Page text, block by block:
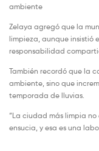
ambiente
Zelaya agregó que la
limpieza, aunque insistió
responsabilidad
También recordó que la
ambiente, sino que
temporada de lluvias.
“La ciudad más limpia no
ensucia, y esa es una